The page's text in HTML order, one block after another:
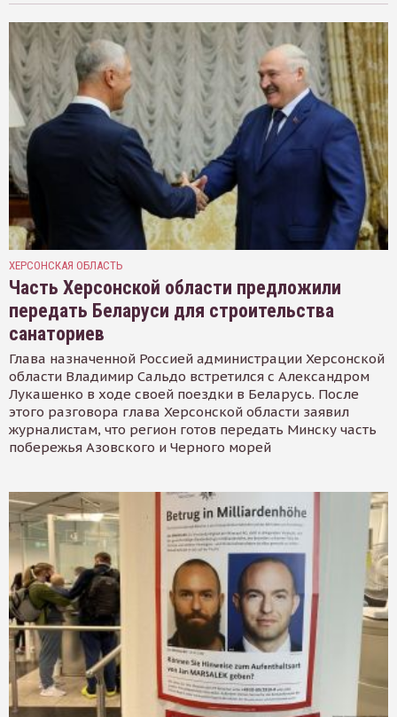
ХЕРСОНСКАЯ ОБЛАСТЬ
Часть Херсонской области предложили
передать Беларуси для строительства
санаториев
Глава назначенной Россией администрации Херсонской
области Владимир Сальдо встретился с Александром
Лукашенко в ходе своей поездки в Беларусь. После
этого разговора глава Херсонской области заявил
журналистам, что регион готов передать Минску часть
побережья Азовского и Черного морей